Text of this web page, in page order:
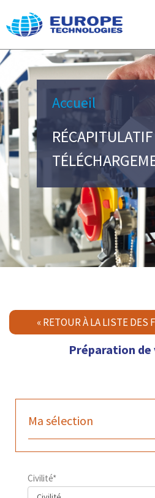
Accueil
RÉCAPITULATIF
« RETOUR À LA LISTE DES
Préparation de
Ma sélection
Civilité*